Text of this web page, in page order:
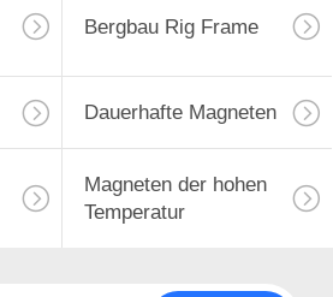
Bergbau Rig Frame
Dauerhafte Magneten
Magneten der hohen
Temperatur